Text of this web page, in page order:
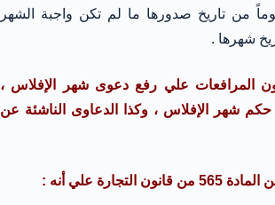
من تاريخ صدورها ما لم تكن واجبة الشهر
شهرها .
المرافعات علي رفع دعوى شهر الإفلاس ،
شهر الإفلاس ، وكذا الدعاوى الناشئة عن
علي أنه :